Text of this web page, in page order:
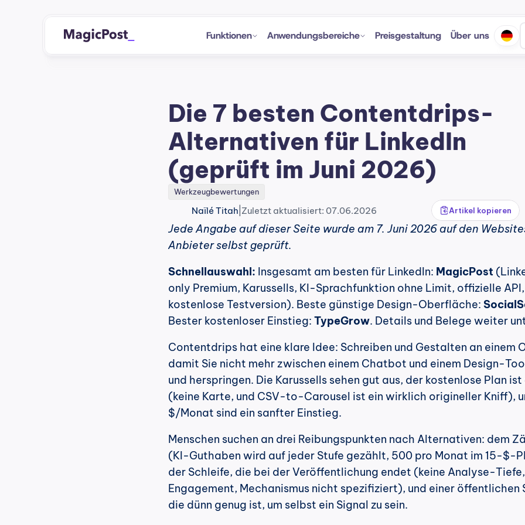
Funktionen Anwendungsbereiche Preisgestaltung Über uns
Die 7 besten Contentdrips-
Alternativen für LinkedIn
(geprüft im Juni 2026)
Werkzeugbewertungen
Naïlé Titah Zuletzt aktualisiert: 07.06.2026 Artikel kopieren
Jede Angabe auf dieser Seite wurde am 7. Juni 2026 auf den
Anbieter selbst geprüft.
Schnellauswahl: Insgesamt am besten für LinkedIn: MagicPost
only Premium, Karussells, KI-Sprachfunktion ohne Limit, offizielle API,
kostenlose Testversion). Beste günstige Design-Oberfläche:
Bester kostenloser Einstieg: TypeGrow. Details und Belege weiter
Contentdrips hat eine klare Idee: Schreiben und Gestalten an einem
damit Sie nicht mehr zwischen einem Chatbot und einem Design-
und herspringen. Die Karussells sehen gut aus, der kostenlose Plan
(keine Karte, und CSV-to-Carousel ist ein wirklich origineller Kniff),
$/Monat sind ein sanfter Einstieg.
Menschen suchen an drei Reibungspunkten nach Alternativen: dem
(KI-Guthaben wird auf jeder Stufe gezählt, 500 pro Monat im 15-$-
der Schleife, die bei der Veröffentlichung endet (keine Analyse-
Engagement, Mechanismus nicht spezifiziert), und einer öffentlichen
die dünn genug ist, um selbst ein Signal zu sein.